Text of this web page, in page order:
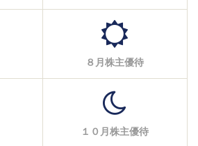
８月株主優待
１０月株主優待